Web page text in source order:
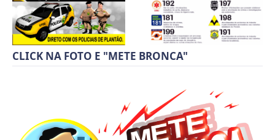
CLICK NA FOTO E "METE BRONCA"